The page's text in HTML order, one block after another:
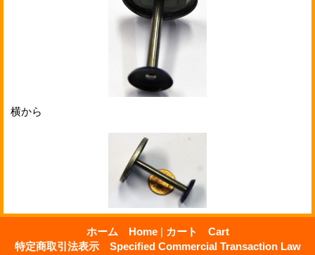
横から
ホーム Home | カート Cart
特定商取引法表示 Specified Commercial Transaction Law